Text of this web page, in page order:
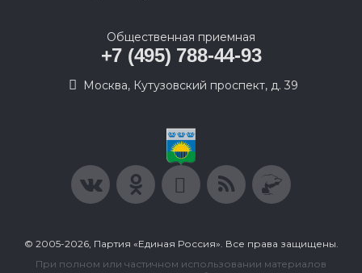
Общественная приемная
+7 (495) 788-44-93
Москва, Кутузовский проспект, д. 39
© 2005-2026, Партия «Единая Россия». Все права защищены.
При полном или частичном использовании материалов